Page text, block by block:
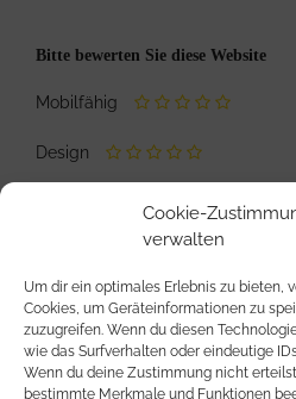
Cookie-
verwalten
Um dir ein optimales Erlebnis zu bieten,
Cookies, um Geräteinformationen zu
zuzugreifen. Wenn du diesen
wie das Surfverhalten oder eindeutige
Wenn du deine Zustimmung nicht
bestimmte Merkmale und Funktionen
Bitte bewerten Sie diese Website
Mobilfähig
Design
Inhalte / Informationen